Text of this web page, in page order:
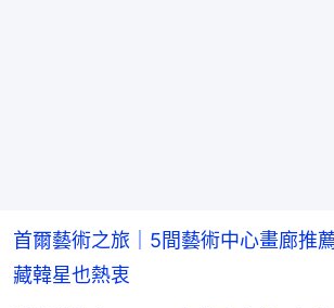
首爾藝術之旅｜5間藝術中心畫廊
藏韓星也熱衷